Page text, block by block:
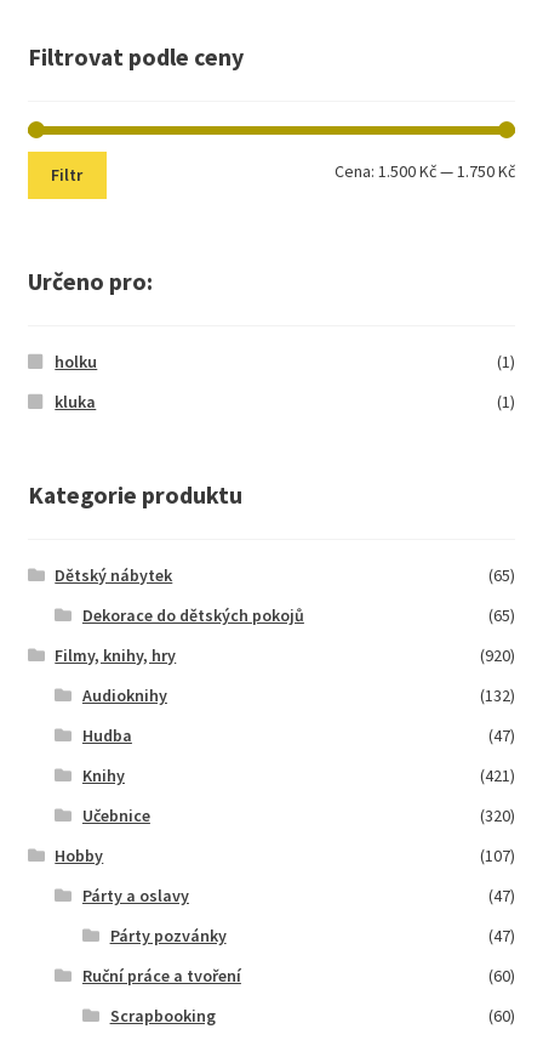
Filtrovat podle ceny
Filtr Cena:1.500 Kč—1.750 Kč
Určeno pro:
holku
(1)
kluka
(1)
Kategorie produktu
Dětský nábytek
(65)
Dekorace do dětských pokojů
(65)
Filmy, knihy, hry
(920)
Audioknihy
(132)
Hudba
(47)
Knihy
(421)
Učebnice
(320)
Hobby
(107)
Párty a oslavy
(47)
Párty pozvánky
(47)
Ruční práce a tvoření
(60)
Scrapbooking
(60)